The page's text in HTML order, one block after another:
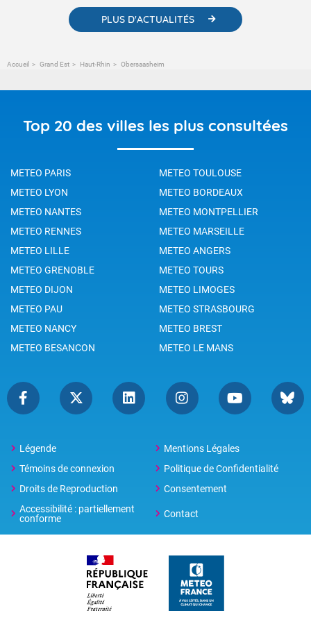
PLUS D'ACTUALITÉS
Accueil Grand Est Haut-Rhin Obersaasheim
Top 20 des villes les plus consultées
METEO PARIS
METEO TOULOUSE
METEO LYON
METEO BORDEAUX
METEO NANTES
METEO MONTPELLIER
METEO RENNES
METEO MARSEILLE
METEO LILLE
METEO ANGERS
METEO GRENOBLE
METEO TOURS
METEO DIJON
METEO LIMOGES
METEO PAU
METEO STRASBOURG
METEO NANCY
METEO BREST
METEO BESANCON
METEO LE MANS
Légende
Mentions Légales
Témoins de connexion
Politique de Confidentialité
Droits de Reproduction
Consentement
Accessibilité : partiellement
conforme
Contact